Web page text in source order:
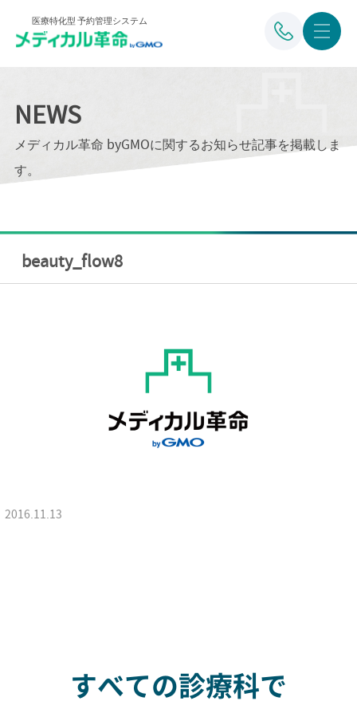
医療特化型 予約管理システム
NEWS
メディカル革命 byGMOに関するお知らせ記事を掲載しま
す。
beauty_flow8
2016.11.13
すべての診療科で